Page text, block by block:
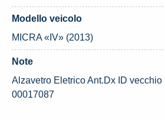
Modello veicolo
MICRA «IV» (2013)
Note
Alzavetro Eletrico Ant.Dx ID vecchio
00017087